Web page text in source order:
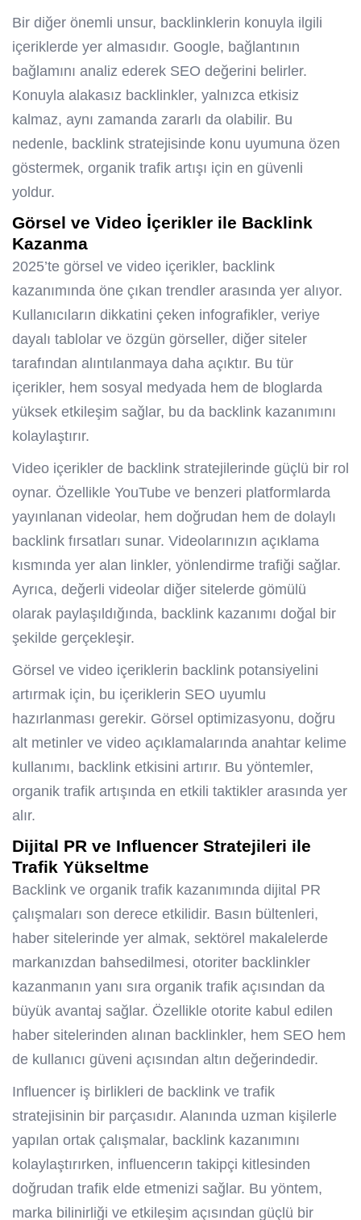
Bir diğer önemli unsur, backlinklerin konuyla ilgili
içeriklerde yer almasıdır. Google, bağlantının
bağlamını analiz ederek SEO değerini belirler.
Konuyla alakasız backlinkler, yalnızca etkisiz
kalmaz, aynı zamanda zararlı da olabilir. Bu
nedenle, backlink stratejisinde konu uyumuna özen
göstermek, organik trafik artışı için en güvenli
yoldur.
Görsel ve Video İçerikler ile Backlink
Kazanma
2025’te görsel ve video içerikler, backlink
kazanımında öne çıkan trendler arasında yer alıyor.
Kullanıcıların dikkatini çeken infografikler, veriye
dayalı tablolar ve özgün görseller, diğer siteler
tarafından alıntılanmaya daha açıktır. Bu tür
içerikler, hem sosyal medyada hem de bloglarda
yüksek etkileşim sağlar, bu da backlink kazanımını
kolaylaştırır.
Video içerikler de backlink stratejilerinde güçlü bir rol
oynar. Özellikle YouTube ve benzeri platformlarda
yayınlanan videolar, hem doğrudan hem de dolaylı
backlink fırsatları sunar. Videolarınızın açıklama
kısmında yer alan linkler, yönlendirme trafiği sağlar.
Ayrıca, değerli videolar diğer sitelerde gömülü
olarak paylaşıldığında, backlink kazanımı doğal bir
şekilde gerçekleşir.
Görsel ve video içeriklerin backlink potansiyelini
artırmak için, bu içeriklerin SEO uyumlu
hazırlanması gerekir. Görsel optimizasyonu, doğru
alt metinler ve video açıklamalarında anahtar kelime
kullanımı, backlink etkisini artırır. Bu yöntemler,
organik trafik artışında en etkili taktikler arasında yer
alır.
Dijital PR ve Influencer Stratejileri ile
Trafik Yükseltme
Backlink ve organik trafik kazanımında dijital PR
çalışmaları son derece etkilidir. Basın bültenleri,
haber sitelerinde yer almak, sektörel makalelerde
markanızdan bahsedilmesi, otoriter backlinkler
kazanmanın yanı sıra organik trafik açısından da
büyük avantaj sağlar. Özellikle otorite kabul edilen
haber sitelerinden alınan backlinkler, hem SEO hem
de kullanıcı güveni açısından altın değerindedir.
Influencer iş birlikleri de backlink ve trafik
stratejisinin bir parçasıdır. Alanında uzman kişilerle
yapılan ortak çalışmalar, backlink kazanımını
kolaylaştırırken, influencerın takipçi kitlesinden
doğrudan trafik elde etmenizi sağlar. Bu yöntem,
marka bilinirliği ve etkileşim açısından güçlü bir